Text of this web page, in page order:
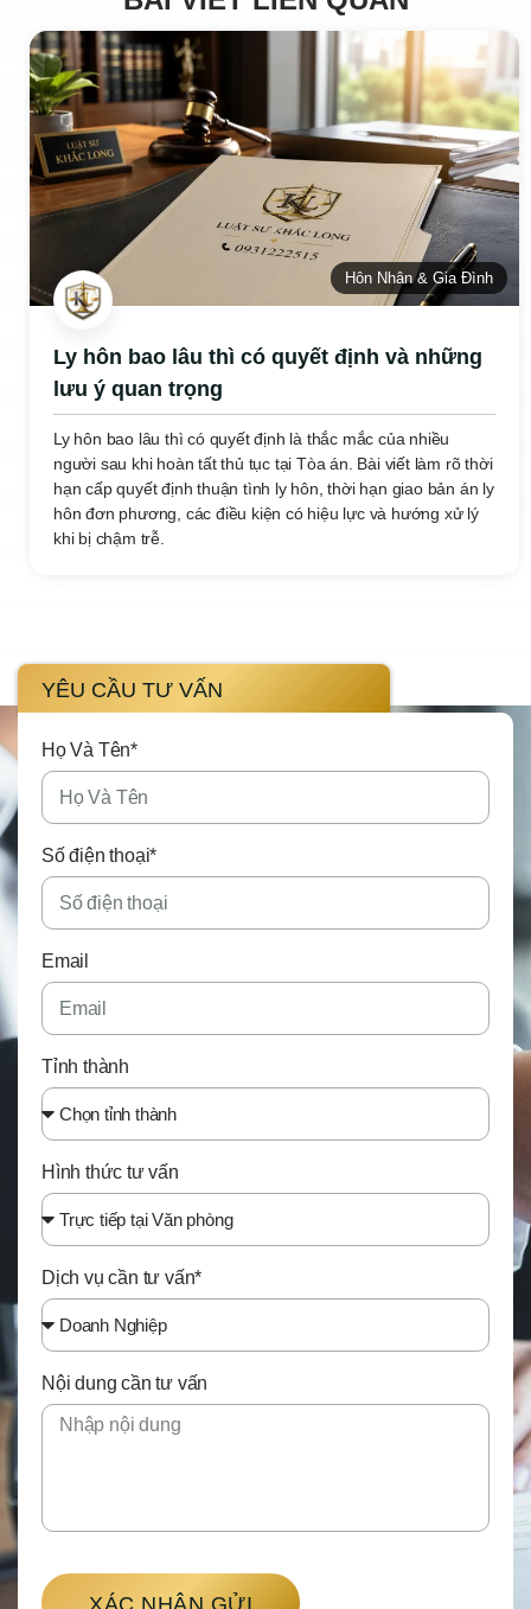
Hôn Nhân & Gia Đình
Ly hôn bao lâu thì có quyết định và những
lưu ý quan trọng
Ly hôn bao lâu thì có quyết định là thắc mắc của nhiều
người sau khi hoàn tất thủ tục tại Tòa án. Bài viết làm rõ thời
hạn cấp quyết định thuận tình ly hôn, thời hạn giao bản án ly
hôn đơn phương, các điều kiện có hiệu lực và hướng xử lý
khi bị chậm trễ.
YÊU CẦU TƯ VẤN
Họ Và Tên*
Số điện thoại*
Email
Tỉnh thành
Hình thức tư vấn
Dịch vụ cần tư vấn*
Nội dung cần tư vấn
XÁC NHẬN GỬI